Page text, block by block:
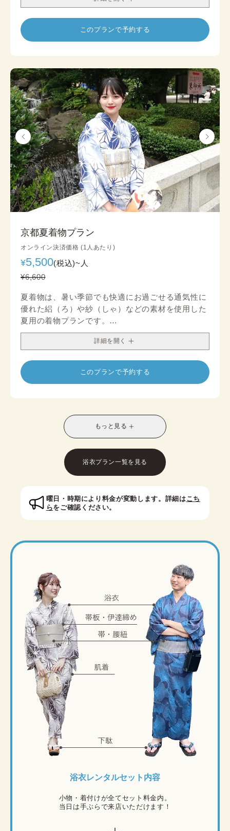
このプランで予約する
京都夏着物プラン
オンライン決済価格 (1人あたり)
¥5,500(税込)~ 人
¥6,600
夏着物は、暑い季節でも快適にお過ごせる通気性に
優れた絽（ろ）や紗（しゃ）などの素材を使用した
夏用の着物プランです。
生地の目が粗く風通しが良いため、蒸し暑い日でも
涼やかな着心地をお楽しみいただけます。
きにもぴったり。透け感のある生地や、寒色系・流
水や朝顔などの涼感モチーフの柄が多く、見た目に
夏のお出かけやイベント、撮影にもおすすめ。帯や
小物の組み合わせ次第で、カジュアルにも上品にも
印象を変えられ、写真映えするコーディネートが叶
夏に着物を楽しみたい方やアフタヌーンティーなど
の利用にもおすすめです。
※帯は半幅帯がセットに含まれており、名古屋帯オ
プションの取り扱いは店舗により異なります。
詳細を開く
このプランで予約する
もっと見る
浴衣プラン一覧を見る
曜日・時期により料金が変動します。詳細はこち
らをご確認ください。
浴衣レンタルセット内容
小物・着付けが全てセット料金内。
当日は手ぶらで来店いただけます！